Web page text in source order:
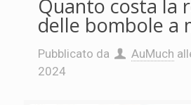
Quanto costa la
delle bombole a
Pubblicato da AuMuch
2024